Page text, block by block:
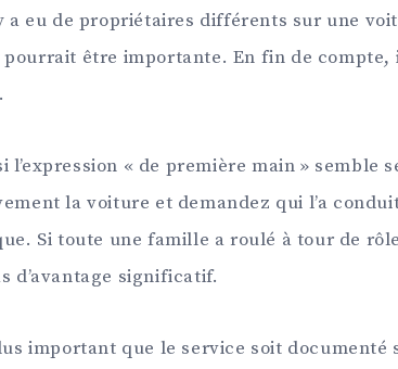
a eu de propriétaires différents sur une
être importante. En fin de compte, il
l’expression « de première main » semble
la voiture et demandez qui l’a
Si toute une famille a roulé à tour de
d’avantage significatif.
important que le service soit documenté